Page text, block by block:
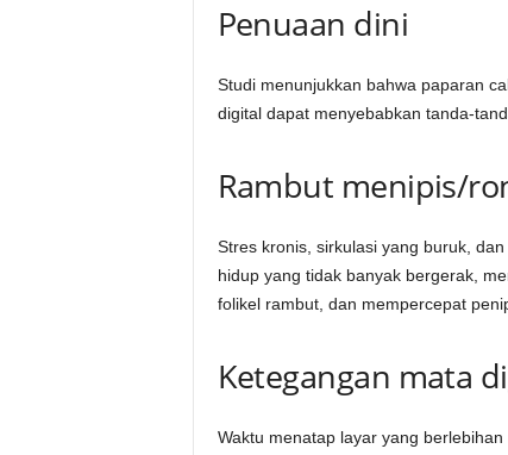
Penuaan dini
Studi menunjukkan bahwa paparan
digital dapat menyebabkan tanda-
Rambut menipis/
Stres kronis, sirkulasi yang buruk,
hidup yang tidak banyak bergerak,
folikel rambut, dan mempercepat
Ketegangan mata
Waktu menatap layar yang